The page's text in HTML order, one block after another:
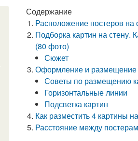
Содержание
Расположение постеров на
Подборка картин на стену.
(80 фото)
Сюжет
Оформление и размещение
Советы по размещению
Горизонтальные линии
Подсветка картин
Как разместить 4 картины
Расстояние между